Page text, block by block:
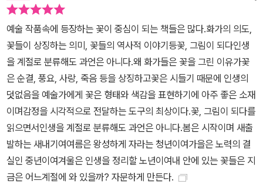
의 작품 속 꽃들은 저마다의 숨은 메시지와 상징을 지니고 있습니다.
저자는 이러한 요소들을 쉽고 깊이 있게 풀어내며, 독자들이 작품을
단순한 시각적 감상을 넘어서 화가의 삶과 시대를 이해할 수 있도록
돕습니다. 이를 통해 독자들은 꽃 그림을 매개로 예술사 전반에 걸친
풍부한 이야기와 통찰을 자연스럽게 경험하게 됩니다. 《꽃 그림이 되
다》는 꽃 그림에 숨겨진 다양한 이야기와 화가들의 깊은 내면을 섬세
하게 담아냈습니다. 이 책은 꽃을 통해 예술과 삶, 역사와 문화를 새롭
게 바라보게 하며 꽃 그림을 사랑하는 독자에게 깊은 울림과 오랜 여
운을 선사할 것입니다.
예술 작품속에 등장하는 꽃이 중심이 되는 책들은 많다.화가의 의도,
꽃들이 상징하는 의미, 꽃들의 역사적 이야기등꽃, 그림이 되다인생
을 계절로 분류해도 과언은 아니다.왜 화가들은 꽃을 그린 이유가꽃
은 순결, 풍요, 사랑, 죽음 등을 상징하고꽃은 시들기 때문에 인생의
덧없음을 예술가에게 꽃은 형태와 색감을 표현하기에 아주 좋은 소재
이며감정을 시각적으로 전달하는 도구의 최상이다.꽃, 그림이 되다를
읽으면서인생을 계절로 분류해도 과언은 아니다.봄은 시작이며 새출
발하는 새내기여여름은 왕성하게 자라는 청년이여가을은 노력의 결
실인 중년이여겨울은 인생을 정리할 노년이여내 안에 있는 꽃들은 지
금은 어느계절에 와 있을까? 자문하게 만든다.